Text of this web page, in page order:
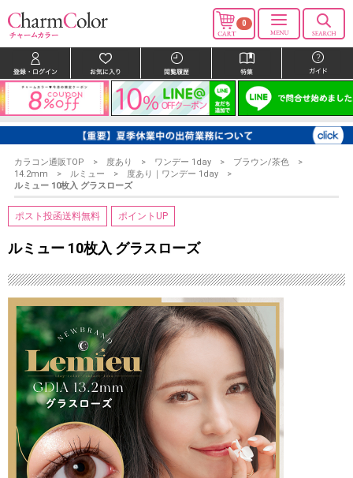
0
カラコン通販TOP 度あり ワンデー 1day
ブラウン/茶色
14.2mm
ルミュー
度あり｜ワンデー 1day
ルミュー 10枚入 グラスローズ
ポスト投函送料無料 ポイントUP
ルミュー 10枚入 グラスローズ